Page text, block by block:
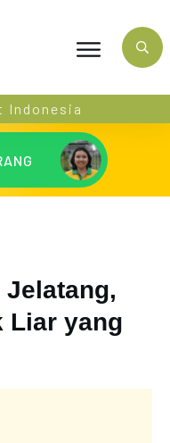
Indonesia
Jelatang,
Liar yang